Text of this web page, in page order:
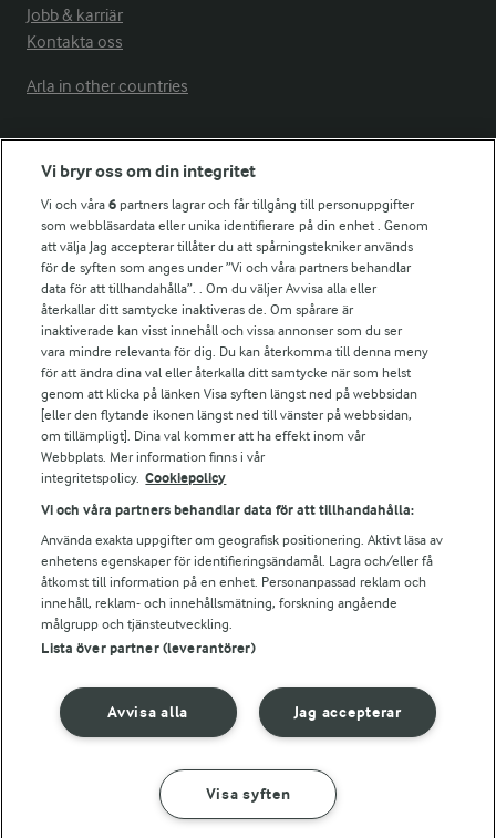
Jobb & karriär
Kontakta oss
Arla in other countries
Fler Arlasajter
För ägare
Arlas kundportal
Arla.com
Falbygdens Ost
Arla webbshop
Bildbank
Följ oss
© 2026 Arla Foods
Integritetspolicy
Vi bryr oss om din integritet
Vi och våra6 partners lagrar och får tillgång till personuppgifter
som webbläsardata eller unika identifierare på din enhet . Genom
att välja Jag accepterar tillåter du att spårningstekniker används
för de syften som anges under ”Vi och våra partners behandlar
data för att tillhandahålla”. . Om du väljer Avvisa alla eller
återkallar ditt samtycke inaktiveras de. Om spårare är
inaktiverade kan visst innehåll och vissa annonser som du ser
vara mindre relevanta för dig. Du kan återkomma till denna meny
för att ändra dina val eller återkalla ditt samtycke när som helst
genom att klicka på länken Visa syften längst ned på webbsidan
[eller den flytande ikonen längst ned till vänster på webbsidan,
om tillämpligt]. Dina val kommer att ha effekt inom vår
Webbplats. Mer information finns i vår
integritetspolicy. Cookiepolicy
Vi och våra partners behandlar data för att tillhandahålla:
Använda exakta uppgifter om geografisk positionering. Aktivt läsa av
enhetens egenskaper för identifieringsändamål. Lagra och/eller få
åtkomst till information på en enhet. Personanpassad reklam och
innehåll, reklam- och innehållsmätning, forskning angående
målgrupp och tjänsteutveckling.
Lista över partner (leverantörer)
Jag accepterar
Avvisa alla
Visa syften